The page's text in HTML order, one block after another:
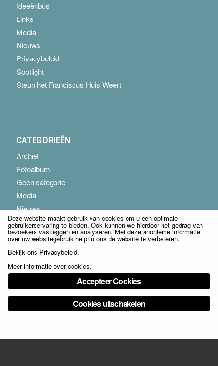
Ideeënbus
Links
Media
Nieuws
Privacybeleid
Spotlight
Steun het Franciscus Huis Weert
CATEGORIEËN
Archief
Fotoalbum
Geen categorie
Media
Nieuws
© Copyright - Franciscus Huis Weert B.V. - webdesign:
Deze website maakt gebruik van cookies om u een optimale
gebruikerservaring te bieden. Ook kunnen we hierdoor het gedrag van
bezoekers vastleggen en analyseren. Met deze anonieme informatie
over uw websitegebruik helpt u ons de website te verbeteren.
Bekijk ons Privacybeleid.
Meer informatie over cookies.
Accepteer Cookies
Cookies uitschakelen